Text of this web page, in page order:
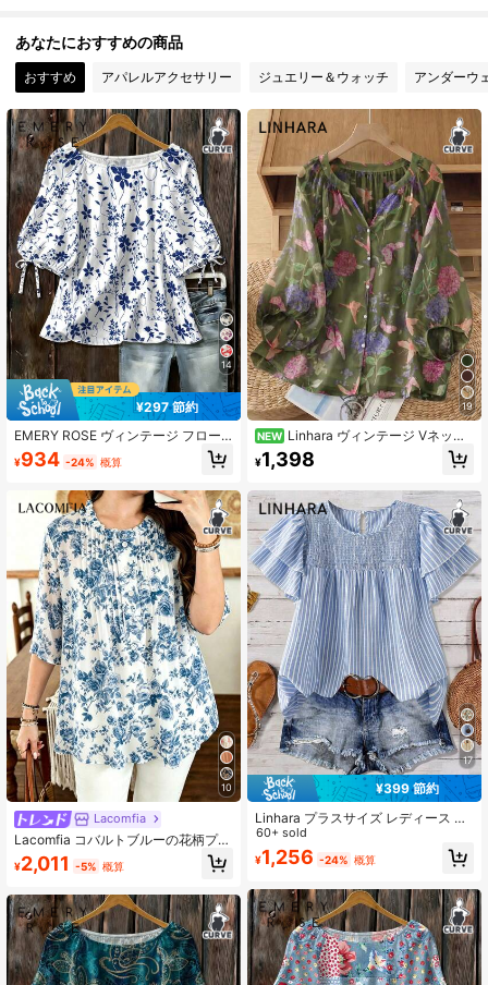
4.86 1M フォロワー
4.86 1M フォロワー
4.86 1M フォロワー
4.86 1M フォロワー
4.86 1M フォロワー
4.86 1M フォロワー
4.86
あなたにおすすめの商品
おすすめ アパレルアクセサリー ジュエリー＆ウォッチ アンダーウ
14
¥297 節約
EMERY ROSE ヴィンテージ フロー
ラル プリント スクープネック 七分
袖 ウーブンシャツ
¥934 -24% 概算
10
Lacomfia
Lacomfia コバルトブルーの花柄プリ
ント ホワイト プラスサイズ レディ
ース服、ファッション ラウンドネッ
ったりブラウス、プリーツパッチワ
ーク ボタンデザイン、夏休み&デイ
リー着用
¥2,011 -5% 概算
19
NEW Linhara ヴィンテージ Vネック
ランタンスリーブ バケーションスタ
イル ルーズ カジュアル プラスサイ
¥1,398
17
¥399 節約
Linhara プラスサイズ レディース ス
トライプ ラウンドネック ダブルレイ
ヤースリーブ カジュアルシャツ、プ
リーツ入り カジュアル ファッショナ
トップス
60+ sold
¥1,256 -24% 概算